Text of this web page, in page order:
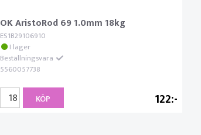
OK AristoRod 69 1.0mm 18kg
ES1B29106910
I lager
Beställningsvara
5560057738
122
KÖP